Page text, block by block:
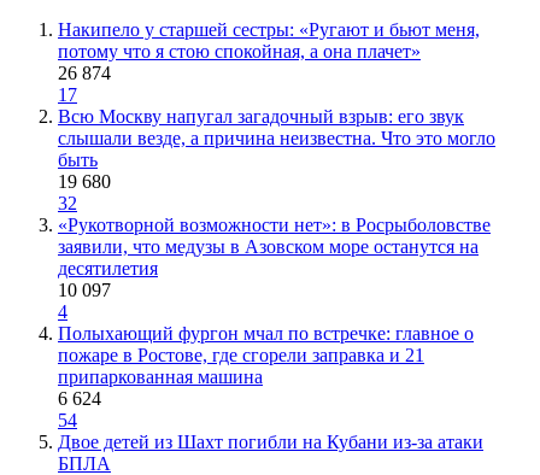
Накипело у старшей сестры: «Ругают и бьют меня,
потому что я стою спокойная, а она плачет»
26 874
17
Всю Москву напугал загадочный взрыв: его звук
слышали везде, а причина неизвестна. Что это могло
быть
19 680
32
«Рукотворной возможности нет»: в Росрыболовстве
заявили, что медузы в Азовском море останутся на
десятилетия
10 097
4
Полыхающий фургон мчал по встречке: главное о
пожаре в Ростове, где сгорели заправка и 21
припаркованная машина
6 624
54
Двое детей из Шахт погибли на Кубани из-за атаки
БПЛА